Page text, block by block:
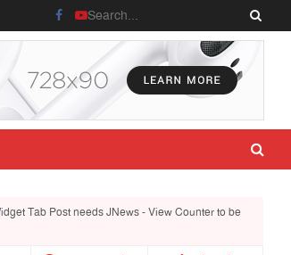
Tab Post needs JNews - View Counter to be